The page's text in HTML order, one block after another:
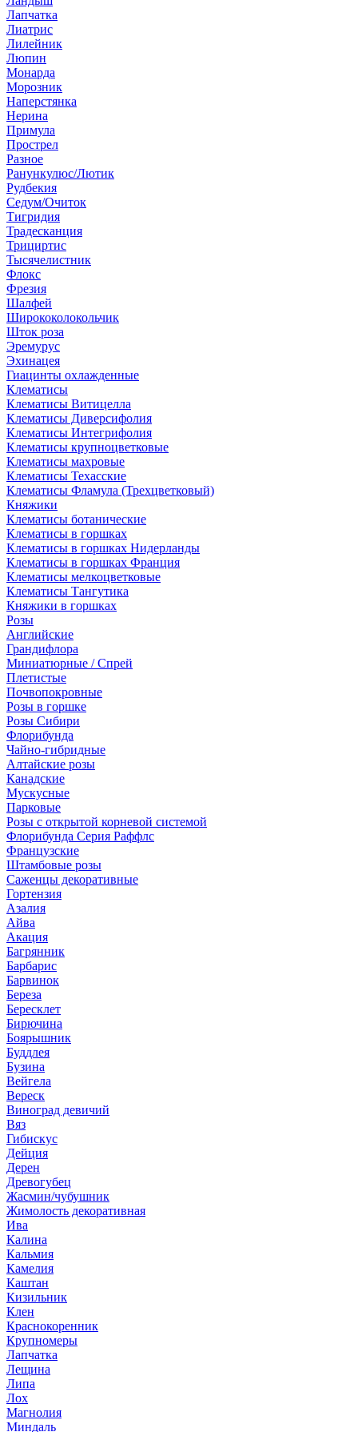
Лапчатка
Лиатрис
Лилейник
Люпин
Монарда
Морозник
Наперстянка
Нерина
Примула
Прострел
Разное
Ранункулюс/Лютик
Рудбекия
Седум/Очиток
Тигридия
Традесканция
Трициртис
Тысячелистник
Флокс
Фрезия
Шалфей
Ширококолокольчик
Шток роза
Эремурус
Эхинацея
Гиацинты охлажденные
Клематисы
Клематисы Витицелла
Клематисы Диверсифолия
Клематисы Интегрифолия
Клематисы крупноцветковые
Клематисы махровые
Клематисы Техасские
Клематисы Фламула (Трехцветковый)
Княжики
Клематисы ботанические
Клематисы в горшках
Клематисы в горшках Нидерланды
Клематисы в горшках Франция
Клематисы мелкоцветковые
Клематисы Тангутика
Княжики в горшках
Розы
Английские
Грандифлора
Миниатюрные / Спрей
Плетистые
Почвопокровные
Розы в горшке
Розы Сибири
Флорибунда
Чайно-гибридные
Алтайские розы
Канадские
Мускусные
Парковые
Розы с открытой корневой системой
Флорибунда Серия Раффлс
Французские
Штамбовые розы
Саженцы декоративные
Гортензия
Азалия
Айва
Акация
Багрянник
Барбарис
Барвинок
Береза
Бересклет
Бирючина
Боярышник
Буддлея
Бузина
Вейгела
Вереск
Виноград девичий
Вяз
Гибискус
Дейция
Дерен
Древогубец
Жасмин/чубушник
Жимолость декоративная
Ива
Калина
Кальмия
Камелия
Каштан
Кизильник
Клен
Краснокоренник
Крупномеры
Лапчатка
Лещина
Липа
Лох
Магнолия
Миндаль